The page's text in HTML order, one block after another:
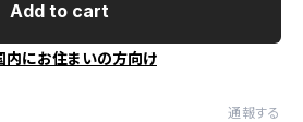
Add to cart
内にお住まいの方向け
通報する